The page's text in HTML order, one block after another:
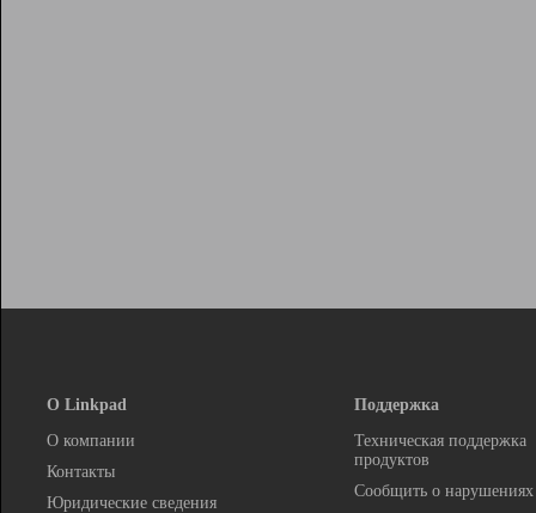
О Linkpad
О компании
Контакты
Юридические сведения
Поддержка
Техническая поддержка
продуктов
Сообщить о нарушениях